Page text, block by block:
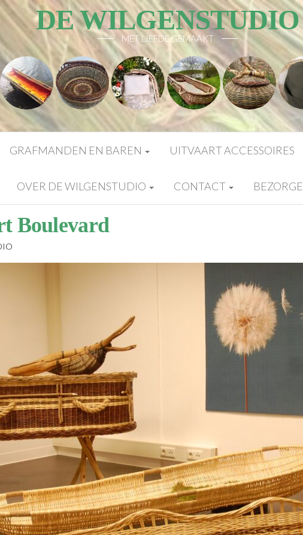
DE WILGENSTUDIO
MET LIEFDE GEMAAKT
GRAFMANDEN EN BAREN UITVAART ACCESSOIRES
OVER DE WILGENSTUDIO CONTACT
Boulevard